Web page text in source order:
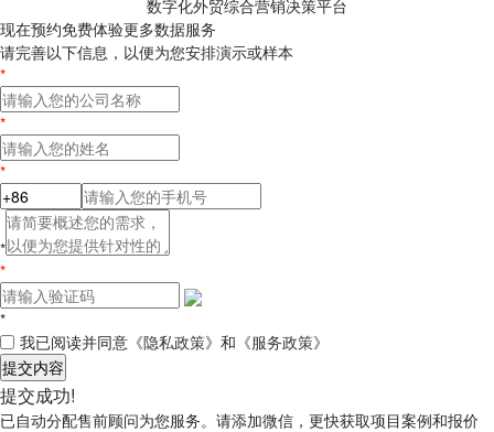
数字化外贸综合营销决策平台
现在预约免费体验更多数据服务
请完善以下信息，以便为您安排演示或样本
*
*
*
*
*
*
我已阅读并同意 《隐私政策》 和 《服务政策》
提交内容
提交成功!
已自动分配售前顾问为您服务。请添加微信，更快获取项目案例和报价